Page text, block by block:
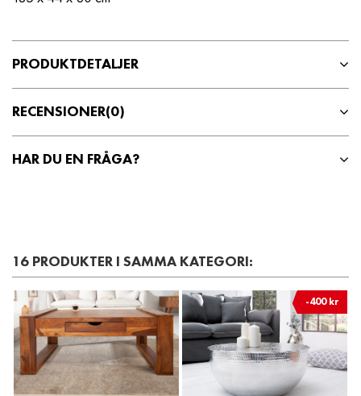
PRODUKTDETALJER
RECENSIONER(0)
HAR DU EN FRÅGA?
16 PRODUKTER I SAMMA KATEGORI:
-400 kr -900 kr